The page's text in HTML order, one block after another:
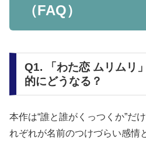
（FAQ）
Q1. 「わた恋 ムリムリ
的にどうなる？
本作は“誰と誰がくっつくか”だ
れぞれが名前のつけづらい感情